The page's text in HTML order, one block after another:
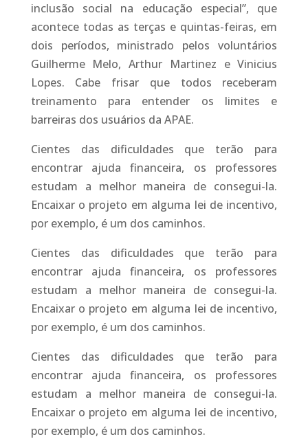
inclusão social na educação especial”, que
acontece todas as terças e quintas-feiras, em
dois períodos, ministrado pelos voluntários
Guilherme Melo, Arthur Martinez e Vinicius
Lopes. Cabe frisar que todos receberam
treinamento para entender os limites e
barreiras dos usuários da APAE.
Cientes das dificuldades que terão para
encontrar ajuda financeira, os professores
estudam a melhor maneira de consegui-la.
Encaixar o projeto em alguma lei de incentivo,
por exemplo, é um dos caminhos.
Cientes das dificuldades que terão para
encontrar ajuda financeira, os professores
estudam a melhor maneira de consegui-la.
Encaixar o projeto em alguma lei de incentivo,
por exemplo, é um dos caminhos.
Cientes das dificuldades que terão para
encontrar ajuda financeira, os professores
estudam a melhor maneira de consegui-la.
Encaixar o projeto em alguma lei de incentivo,
por exemplo, é um dos caminhos.